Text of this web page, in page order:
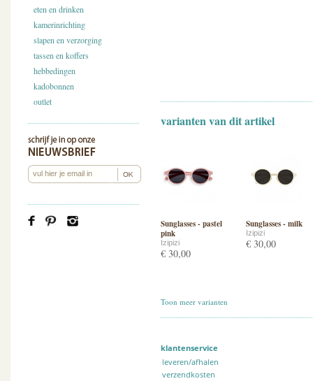
eten en drinken
kamerinrichting
slapen en verzorging
tassen en koffers
hebbedingen
kadobonnen
outlet
varianten van dit artikel
Sunglasses - pastel
pink
Izipizi
€ 30,00
Sunglasses - milk
Izipizi
€ 30,00
Toon meer varianten
klantenservice
leveren/afhalen
verzendkosten